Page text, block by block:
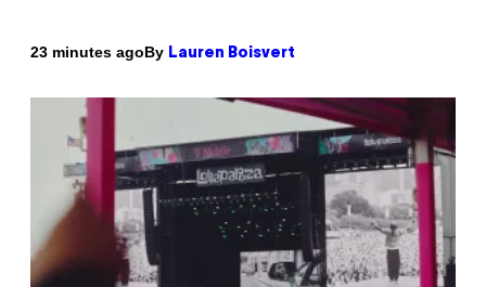
23 minutes agoBy Lauren Boisvert